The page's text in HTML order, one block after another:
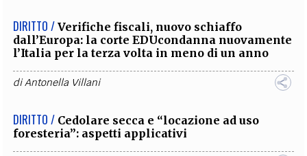
DIRITTO / Verifiche fiscali, nuovo schiaffo
dall’Europa: la corte EDUcondanna nuovamente
l’Italia per la terza volta in meno di un anno
diAntonella Villani
DIRITTO / Cedolare secca e “locazione ad uso
foresteria”: aspetti applicativi